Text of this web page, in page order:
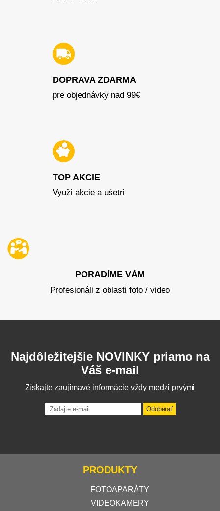
DOPRAVA ZDARMA
pre objednávky nad 99€
TOP AKCIE
Využi akcie a ušetri
PORADÍME VÁM
Profesionáli z oblasti foto / video
Najdôležitejšie NOVINKY priamo na
Váš e-mail
Získajte zaujímavé informácie vždy medzi prvými
Odoberať
PRODUKTY
FOTOAPARÁTY
VIDEOKAMERY